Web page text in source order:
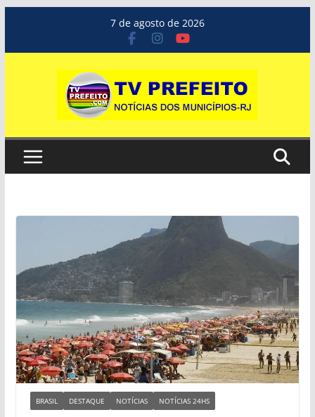
o
7 de agosto de 2026
BRASIL DESTAQUE NOTÍCIAS NOTÍCIAS 24HS